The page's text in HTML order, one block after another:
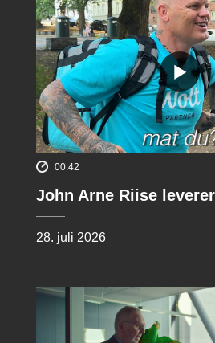
00:42
John Arne Riise
28. juli 2026